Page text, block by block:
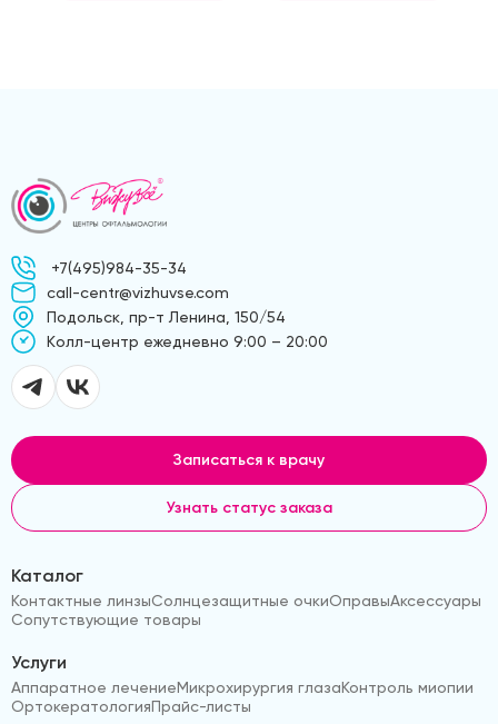
+7(495)984-35-34
call-centr@vizhuvse.com
Подольск, пр-т Ленина, 150/54
Kолл-центр ежедневно 9:00 – 20:00
Записаться к врачу
Узнать статус заказа
Каталог
Контактные линзыСолнцезащитные очкиОправыАксессуары
Сопутствующие товары
Услуги
Аппаратное лечениеМикрохирургия глазаКонтроль миопии
ОртокератологияПрайс-листы